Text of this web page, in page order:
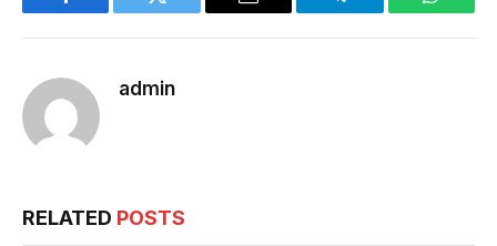
Facebook Twitter Email Telegram
admin
RELATED POSTS